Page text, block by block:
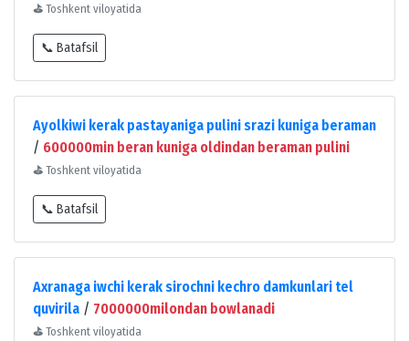
⛳ Toshkent viloyatida
📞 Batafsil
Ayolkiwi kerak pastayaniga pulini srazi kuniga beraman
/ 600000min beran kuniga oldindan beraman pulini
⛳ Toshkent viloyatida
📞 Batafsil
Axranaga iwchi kerak sirochni kechro damkunlari tel
quvirila / 7000000milondan bowlanadi
⛳ Toshkent viloyatida